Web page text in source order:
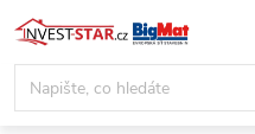
Přejít
na
obsah